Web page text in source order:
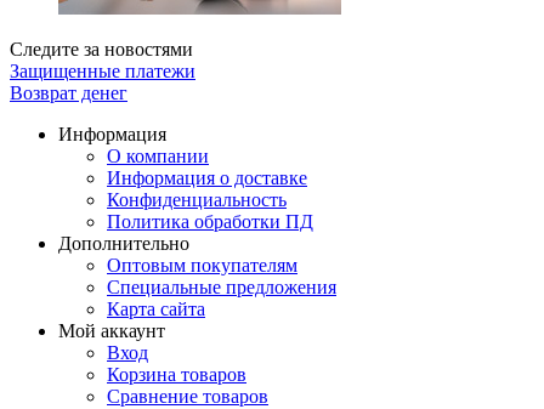
Следите за новостями
Защищенные платежи
Возврат денег
Информация
О компании
Информация о доставке
Конфиденциальность
Политика обработки ПД
Дополнительно
Оптовым покупателям
Специальные предложения
Карта сайта
Мой аккаунт
Вход
Корзина товаров
Сравнение товаров